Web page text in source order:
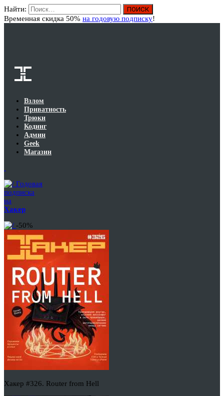
Найти:
Временная скидка 50% на годовую подписку!
Взлом
Приватность
Трюки
Кодинг
Админ
Geek
Магазин
Годовая
подписка
на
Хакер
-50%
Хакер #326. Router from Hell